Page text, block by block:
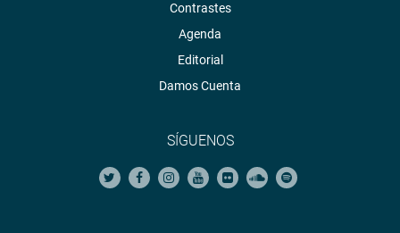
Contrastes
Agenda
Editorial
Damos Cuenta
SÍGUENOS